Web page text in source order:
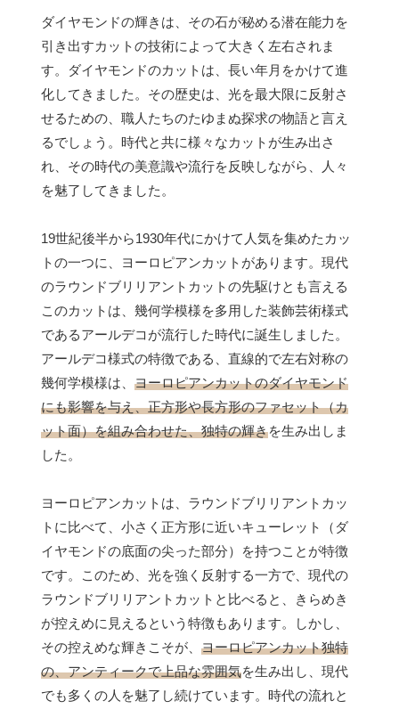
ダイヤモンドの輝きは、その石が秘める潜在能力を
引き出すカットの技術によって大きく左右されま
す。ダイヤモンドのカットは、長い年月をかけて進
化してきました。その歴史は、光を最大限に反射さ
せるための、職人たちのたゆまぬ探求の物語と言え
るでしょう。時代と共に様々なカットが生み出さ
れ、その時代の美意識や流行を反映しながら、人々
を魅了してきました。
19世紀後半から1930年代にかけて人気を集めたカッ
トの一つに、ヨーロピアンカットがあります。現代
のラウンドブリリアントカットの先駆けとも言える
このカットは、幾何学模様を多用した装飾芸術様式
であるアールデコが流行した時代に誕生しました。
アールデコ様式の特徴である、直線的で左右対称の
幾何学模様は、 ヨーロピアンカットのダイヤモンド
にも影響を与え、正方形や長方形のファセット（カ
ット面）を組み合わせた、独特の輝きを生み出しま
した。
ヨーロピアンカットは、ラウンドブリリアントカッ
トに比べて、小さく正方形に近いキューレット（ダ
イヤモンドの底面の尖った部分）を持つことが特徴
です。このため、光を強く反射する一方で、現代の
ラウンドブリリアントカットと比べると、きらめき
が控えめに見えるという特徴もあります。しかし、
その控えめな輝きこそが、 ヨーロピアンカット独特
の、アンティークで上品な雰囲気を生み出し、現代
でも多くの人を魅了し続けています。時代の流れと